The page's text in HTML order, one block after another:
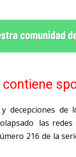
de
las redes
216 de la